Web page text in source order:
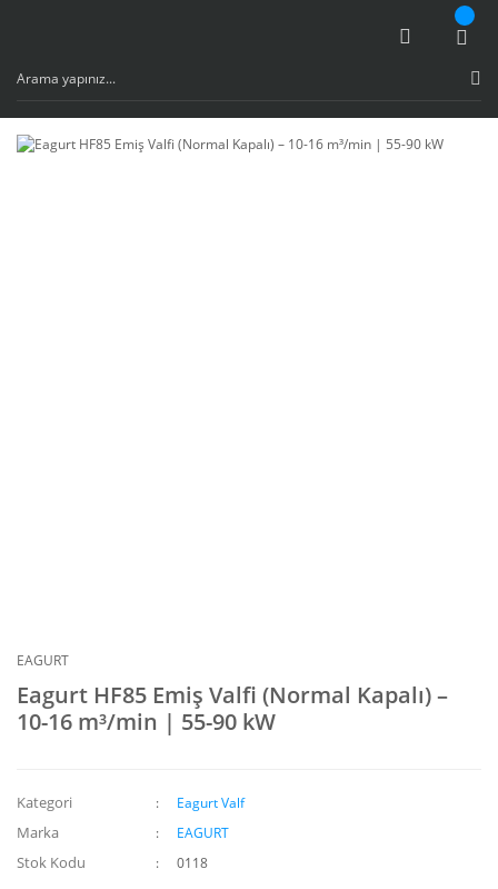
EAGURT
Eagurt HF85 Emiş Valfi (Normal Kapalı) –
10-16 m³/min | 55-90 kW
Kategori Eagurt Valf
Marka EAGURT
Stok Kodu 0118